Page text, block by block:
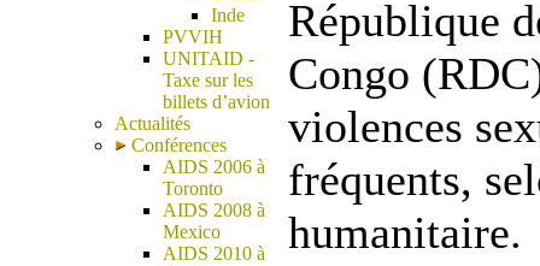
Inde
PVVIH
UNITAID -
Taxe sur les
billets d’avion
Actualités
Conférences
AIDS 2006 à
Toronto
AIDS 2008 à
Mexico
AIDS 2010 à
République
Congo
violences
fréquents,
humanitaire.